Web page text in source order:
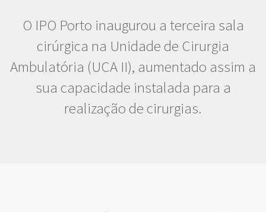
O IPO Porto inaugurou a terceira sala
cirúrgica na Unidade de Cirurgia
Ambulatória (UCA II), aumentado assim a
sua capacidade instalada para a
realização de cirurgias.